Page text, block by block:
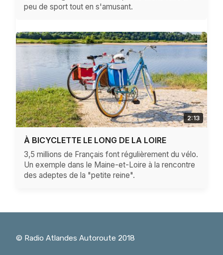
peu de sport tout en s'amusant.
2:13
À BICYCLETTE LE LONG DE LA LOIRE
3,5 millions de Français font régulièrement du vélo.
Un exemple dans le Maine-et-Loire à la rencontre
des adeptes de la "petite reine".
© Radio Atlandes Autoroute 2018